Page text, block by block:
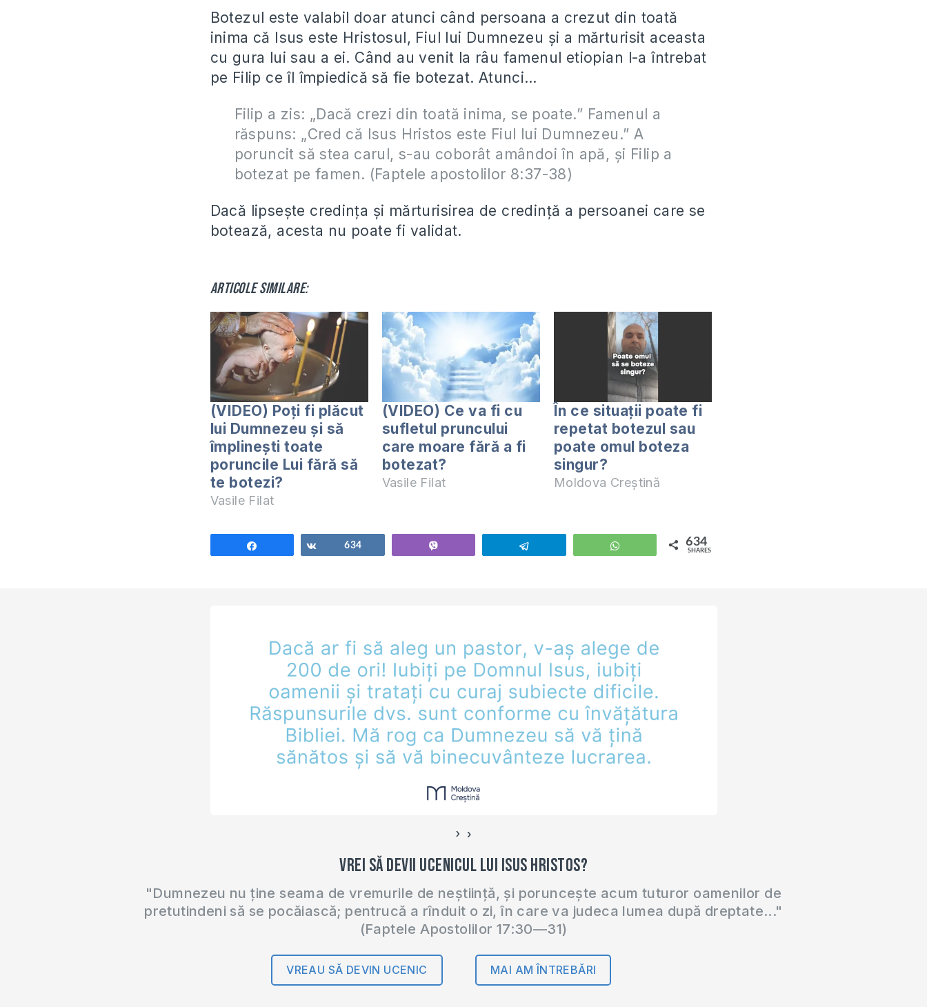
Botezul este valabil doar atunci când persoana a crezut din toată
inima că Isus este Hristosul, Fiul lui Dumnezeu şi a mărturisit aceasta
cu gura lui sau a ei. Când au venit la râu famenul etiopian l-a întrebat
pe Filip ce îl împiedică să fie botezat. Atunci…
Filip a zis: „Dacă crezi din toată inima, se poate.” Famenul a
răspuns: „Cred că Isus Hristos este Fiul lui Dumnezeu.” A
poruncit să stea carul, s-au coborât amândoi în apă, şi Filip a
botezat pe famen. (Faptele apostolilor 8:37-38)
Dacă lipseşte credinţa şi mărturisirea de credinţă a persoanei care se
botează, acesta nu poate fi validat.
Articole similare:
(VIDEO) Poți fi plăcut
lui Dumnezeu și să
împlinești toate
poruncile Lui fără să
te botezi?
Vasile Filat
(VIDEO) Ce va fi cu
sufletul pruncului
care moare fără a fi
botezat?
Vasile Filat
În ce situații poate fi
repetat botezul sau
poate omul boteza
singur?
Moldova Creștină
Share634 WhatsApp 634
SHARES
‹ ›
Vrei să devii ucenicul lui Isus Hristos?
"Dumnezeu nu ține seama de vremurile de neștiință, și poruncește acum tuturor oamenilor de
pretutindeni să se pocăiască; pentrucă a rînduit o zi, în care va judeca lumea după dreptate..."
(Faptele Apostolilor 17:30—31)
VREAU SĂ DEVIN UCENIC MAI AM ÎNTREBĂRI